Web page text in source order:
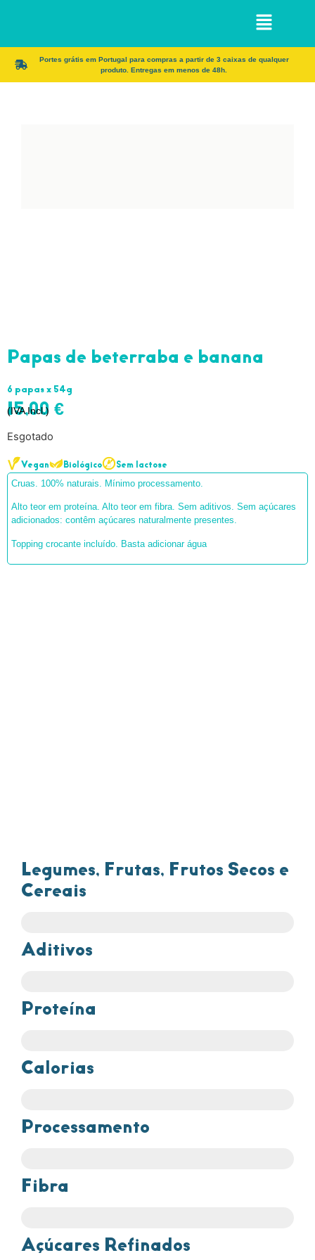
Portes grátis em Portugal para compras a partir de 3 caixas de qualquer
produto. Entregas em menos de 48h.
Papas de beterraba e banana
6 papas x 54g
15,00 €
(IVA Incl.)
Esgotado
Vegan Biológico Sem lactose
Cruas. 100% naturais. Mínimo processamento.
Alto teor em proteína. Alto teor em fibra. Sem aditivos. Sem açúcares
adicionados: contêm açúcares naturalmente presentes.
Topping crocante incluído. Basta adicionar água
Legumes, Frutas, Frutos Secos e
Cereais
Aditivos
Proteína
Calorias
Processamento
Fibra
Açúcares Refinados